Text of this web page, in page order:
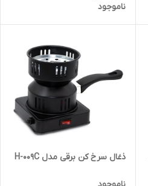
ناموجود
ذغال سرخ کن برقی مدل H-009C